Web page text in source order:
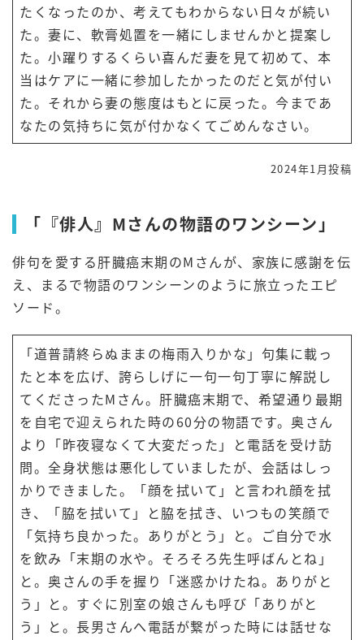
たくなったのか、考えてもわからない日々が続い
た。妻に、軟膏処置を一緒にしませんかと提案し
た。小躍りするくらい喜んだ妻を見て初めて、本
当はケアに一緒に参加したかったのだと気が付い
た。それから妻の態度はもとに戻った。今まであ
なたの気持ちに気が付かなくてごめんなさい。
2024年1月投稿
「『俳人』Mさんの物語のワンシーン」
俳句を愛する肝臓癌末期のMさんが、家族に感謝を伝
え、まるで物語のワンシーンのように旅立ったエピ
ソード。
「道普請終らぬままの梅雨入りかな」句集に載っ
たと本を広げ、誇らしげに一句一句丁寧に解説し
てくださったMさん。肝臓癌末期で、希望通り最期
を自宅で迎えられた時の60分の物語です。奥さん
より「昨夜寝なくて大変だった」と電話を受け訪
問。全身状態は悪化していましたが、会話はしっ
かりできました。「顔を拭いて」と言われ顔を拭
き、「脇を拭いて」と脇を拭き、いつもの笑顔で
「気持ち良かった。ありがとう」と。ご自分で水
を飲み「末期の水や。そろそろ先生呼ばんとね」
と。奥さんの手を握り「迷惑かけたね。ありがと
う」と。すぐに別室の娘さんも呼び「ありがと
う」と。長男さんへ電話が繋がった時には話せな